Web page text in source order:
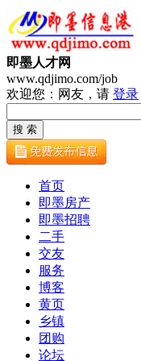
即墨人才网
www.qdjimo.com/job
欢迎您：网友，请 登录
首页
即墨房产
即墨招聘
二手
交友
服务
博客
黄页
乡镇
团购
论坛